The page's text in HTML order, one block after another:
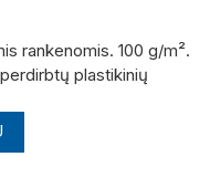
rankenomis. 100 g/m².
plastikinių